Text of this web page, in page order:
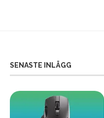
SENASTE INLÄGG